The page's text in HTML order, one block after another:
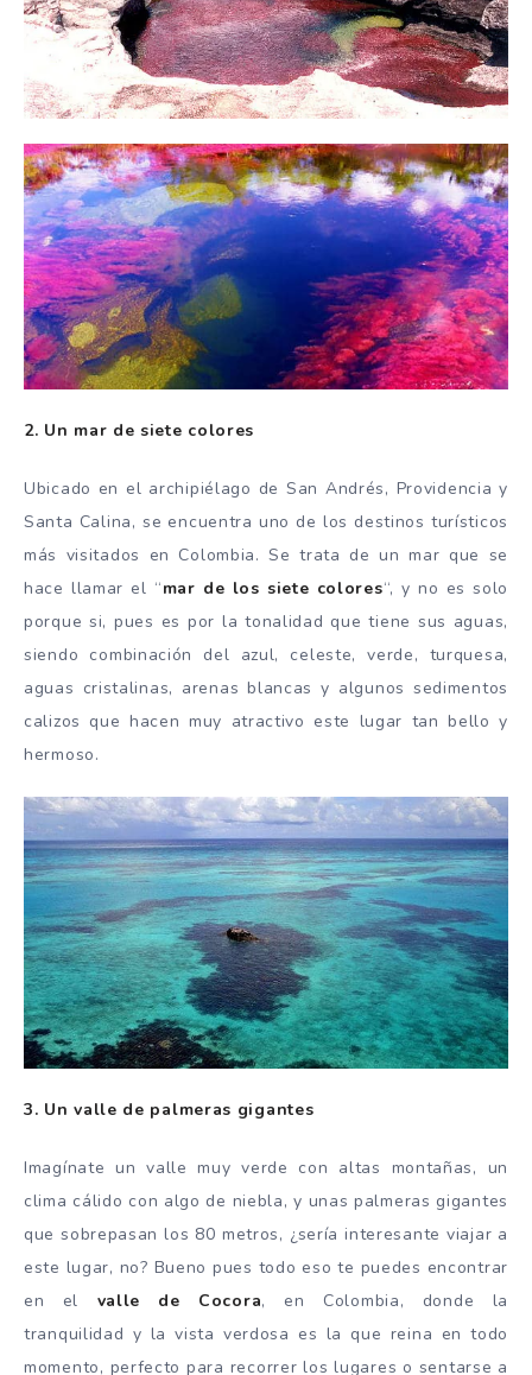
2. Un mar de siete colores
Ubicado en el archipiélago de San Andrés, Providencia y
Santa Calina, se encuentra uno de los destinos turísticos
más visitados en Colombia. Se trata de un mar que se
hace llamar el “mar de los siete colores“, y no es solo
porque si, pues es por la tonalidad que tiene sus aguas,
siendo combinación del azul, celeste, verde, turquesa,
aguas cristalinas, arenas blancas y algunos sedimentos
calizos que hacen muy atractivo este lugar tan bello y
hermoso.
3. Un valle de palmeras gigantes
Imagínate un valle muy verde con altas montañas, un
clima cálido con algo de niebla, y unas palmeras gigantes
que sobrepasan los 80 metros, ¿sería interesante viajar a
este lugar, no? Bueno pues todo eso te puedes encontrar
en el valle de Cocora, en Colombia, donde la
tranquilidad y la vista verdosa es la que reina en todo
momento, perfecto para recorrer los lugares o sentarse a